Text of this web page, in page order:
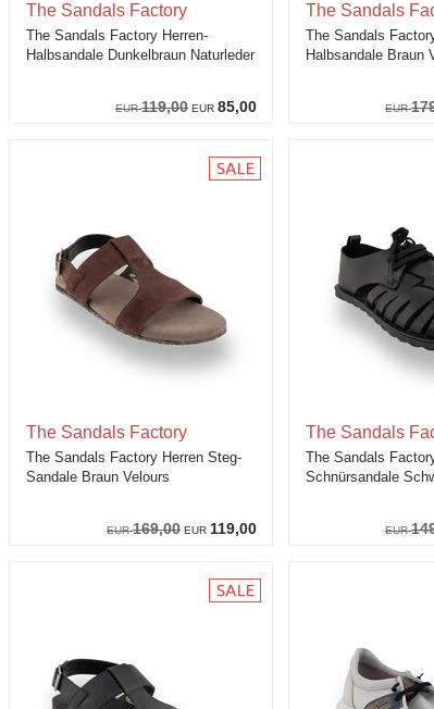
EUR119,00 EUR 85,00
The Sandals Factory
The Sandals Factory Herren-
Halbsandale Dunkelbraun Naturleder
EUR
The Sandals
The Sandals
Halbsandale Braun
EUR169,00 EUR 119,00
The Sandals Factory
The Sandals Factory Herren Steg-
Sandale Braun Velours
EUR
The Sandals
The Sandals
Schnürsandale